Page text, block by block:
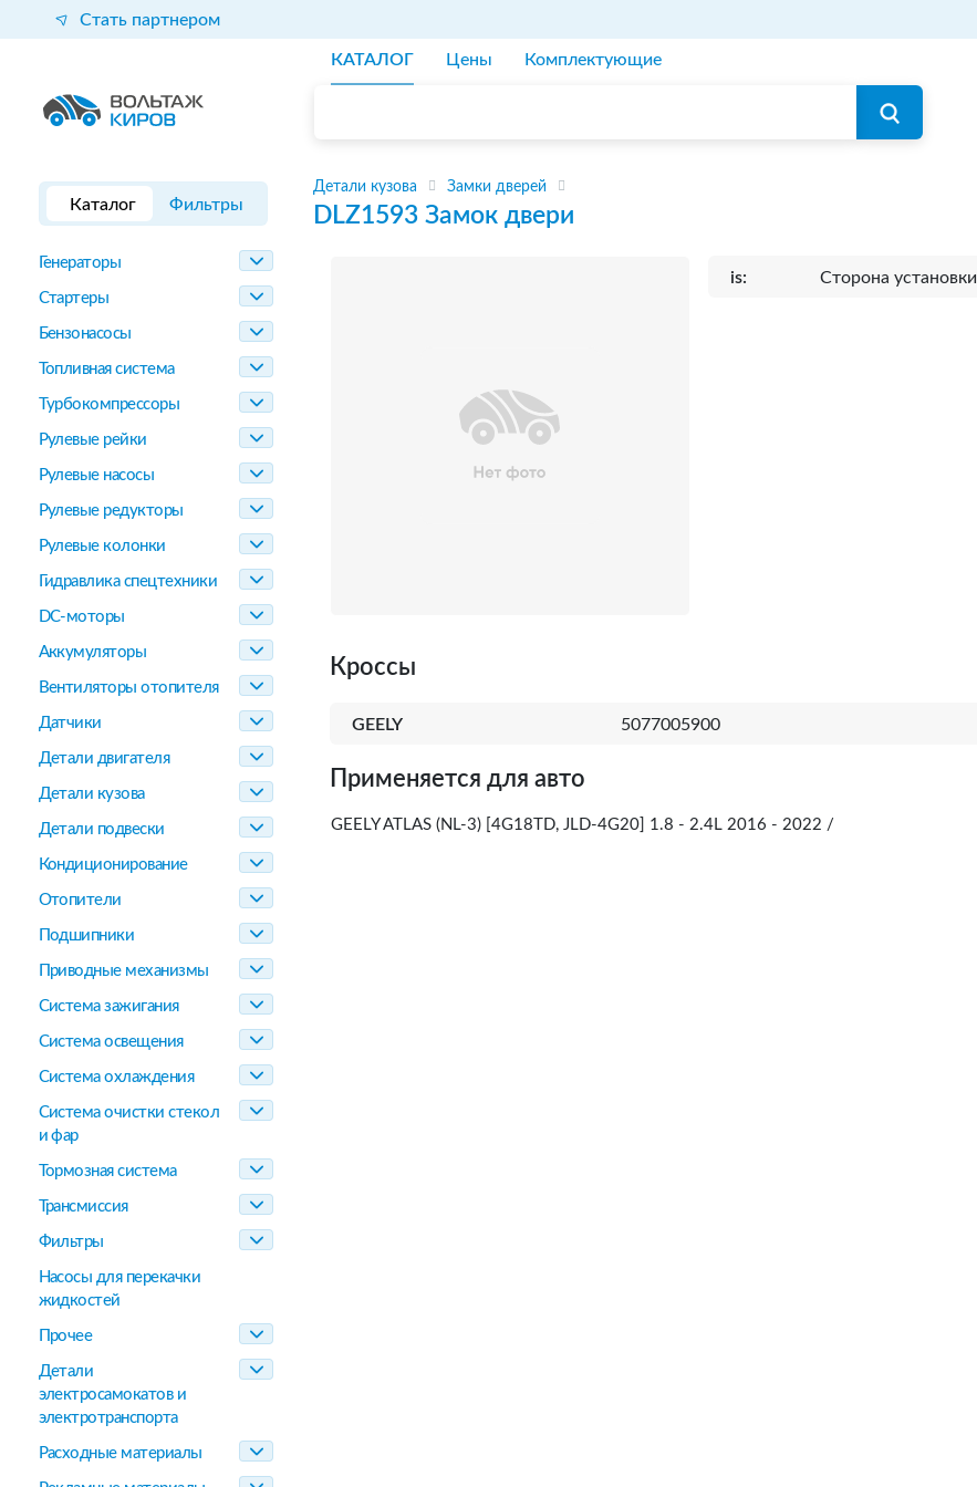
Стать партнером
КАТАЛОГ Цены Комплектующие
Каталог Фильтры
Генераторы
Стартеры
Бензонасосы
Топливная система
Турбокомпрессоры
Рулевые рейки
Рулевые насосы
Рулевые редукторы
Рулевые колонки
Гидравлика спецтехники
DC-моторы
Аккумуляторы
Вентиляторы отопителя
Датчики
Детали двигателя
Детали кузова
Детали подвески
Кондиционирование
Отопители
Подшипники
Приводные механизмы
Система зажигания
Система освещения
Система охлаждения
Система очистки стекол
и фар
Тормозная система
Трансмиссия
Фильтры
Насосы для перекачки
жидкостей
Прочее
Детали
электросамокатов и
электротранспорта
Расходные материалы
Детали кузова Замки дверей
DLZ1593 Замок двери
is: Сторона установки
Кроссы
GEELY 5077005900
Применяется для авто
GEELY ATLAS (NL-3) [4G18ТD, JLD-4G20] 1.8 - 2.4L 2016 - 2022 /